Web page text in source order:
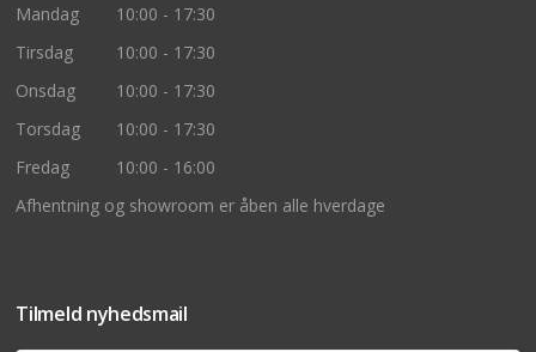
Mandag
10:00 - 17:30
Tirsdag
10:00 - 17:30
Onsdag
10:00 - 17:30
Torsdag
10:00 - 17:30
Fredag
10:00 - 16:00
Afhentning og showroom er åben alle hverdage
Tilmeld nyhedsmail